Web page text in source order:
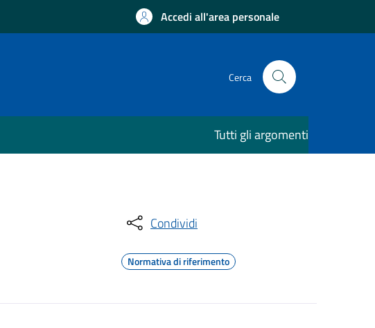
Accedi all'area personale
Cerca
Tutti gli argomenti
Condividi
Normativa di riferimento